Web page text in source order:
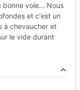
voie... Nous
et c'est un
à chevaucher et
le vide durant